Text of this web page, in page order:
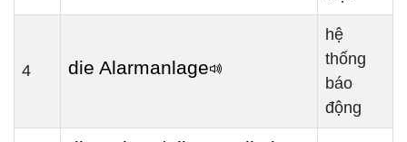
die Alarmanlage
hệ thống
báo động
die Anlage/ die Installation
hệ thống